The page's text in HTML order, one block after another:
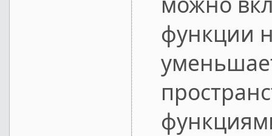
функции